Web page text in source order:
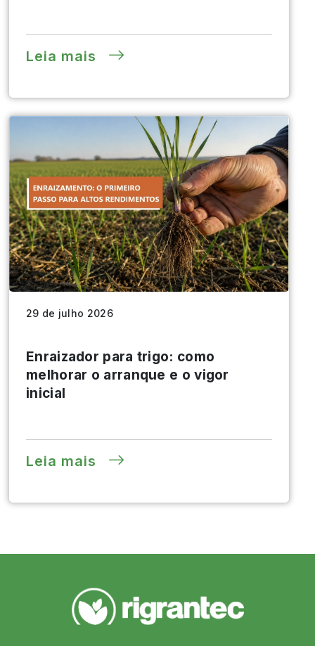
Leia mais
29 de julho 2026
Enraizador para trigo: como
melhorar o arranque e o vigor
inicial
Leia mais